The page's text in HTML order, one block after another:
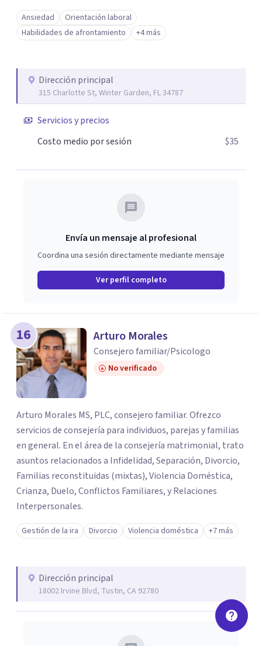
Ansiedad
Orientación laboral
Habilidades de afrontamiento
+4 más
Dirección principal
315 Charlotte St, Winter Garden, FL 34787
Servicios y precios
Costo medio por sesión
$35
Envía un mensaje al profesional
Coordina una sesión directamente mediante mensaje
Ver perfil completo
16 Arturo Morales
Consejero familiar/Psicologo
No verificado
Arturo Morales MS, PLC, consejero familiar. Ofrezco
servicios de consejería para individuos, parejas y familias
en general. En el área de la consejería matrimonial, trato
asuntos relacionados a Infidelidad, Separación, Divorcio,
Familias reconstituidas (mixtas), Violencia Doméstica,
Crianza, Duelo, Conflictos Familiares, y Relaciones
Interpersonales.
Gestión de la ira Divorcio Violencia doméstica +7 más
Dirección principal
18002 Irvine Blvd, Tustin, CA 92780